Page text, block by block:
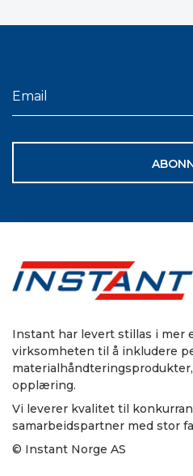
Instant har levert stillas i mer
virksomheten til å inkludere
opplæring.
Vi leverer kvalitet til
samarbeidspartner med stor
© Instant Norge AS